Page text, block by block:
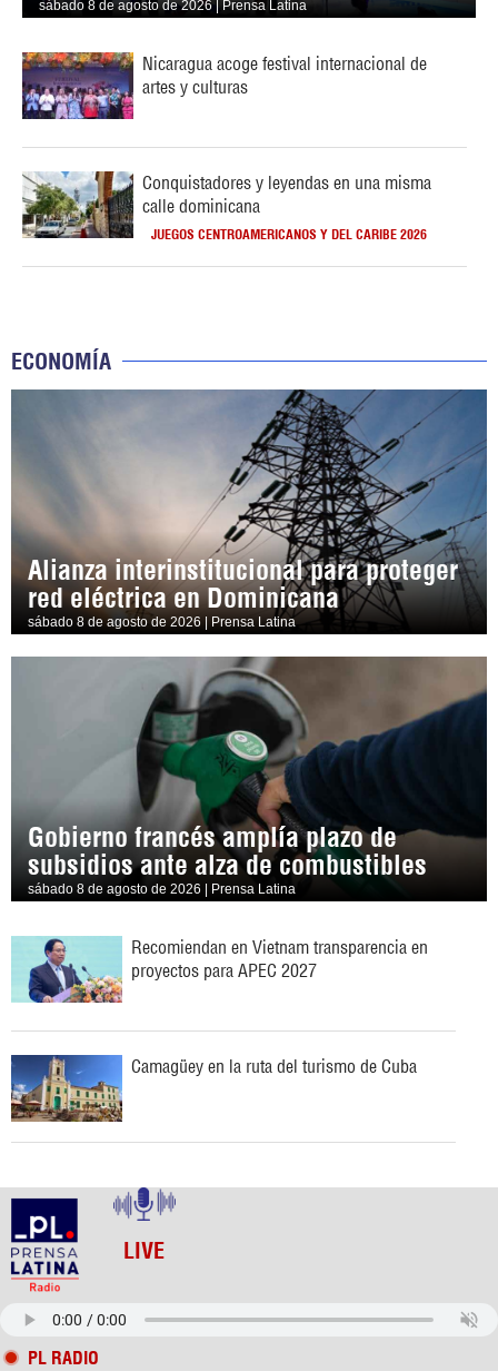
sábado 8 de agosto de 2026 | Prensa Latina
Nicaragua acoge festival internacional de
artes y culturas
Conquistadores y leyendas en una misma
calle dominicana
JUEGOS CENTROAMERICANOS Y DEL CARIBE 2026
ECONOMÍA
Alianza interinstitucional para proteger
red eléctrica en Dominicana
sábado 8 de agosto de 2026 | Prensa Latina
Gobierno francés amplía plazo de
subsidios ante alza de combustibles
sábado 8 de agosto de 2026 | Prensa Latina
Recomiendan en Vietnam transparencia en
proyectos para APEC 2027
Camagüey en la ruta del turismo de Cuba
LIVE
PL RADIO